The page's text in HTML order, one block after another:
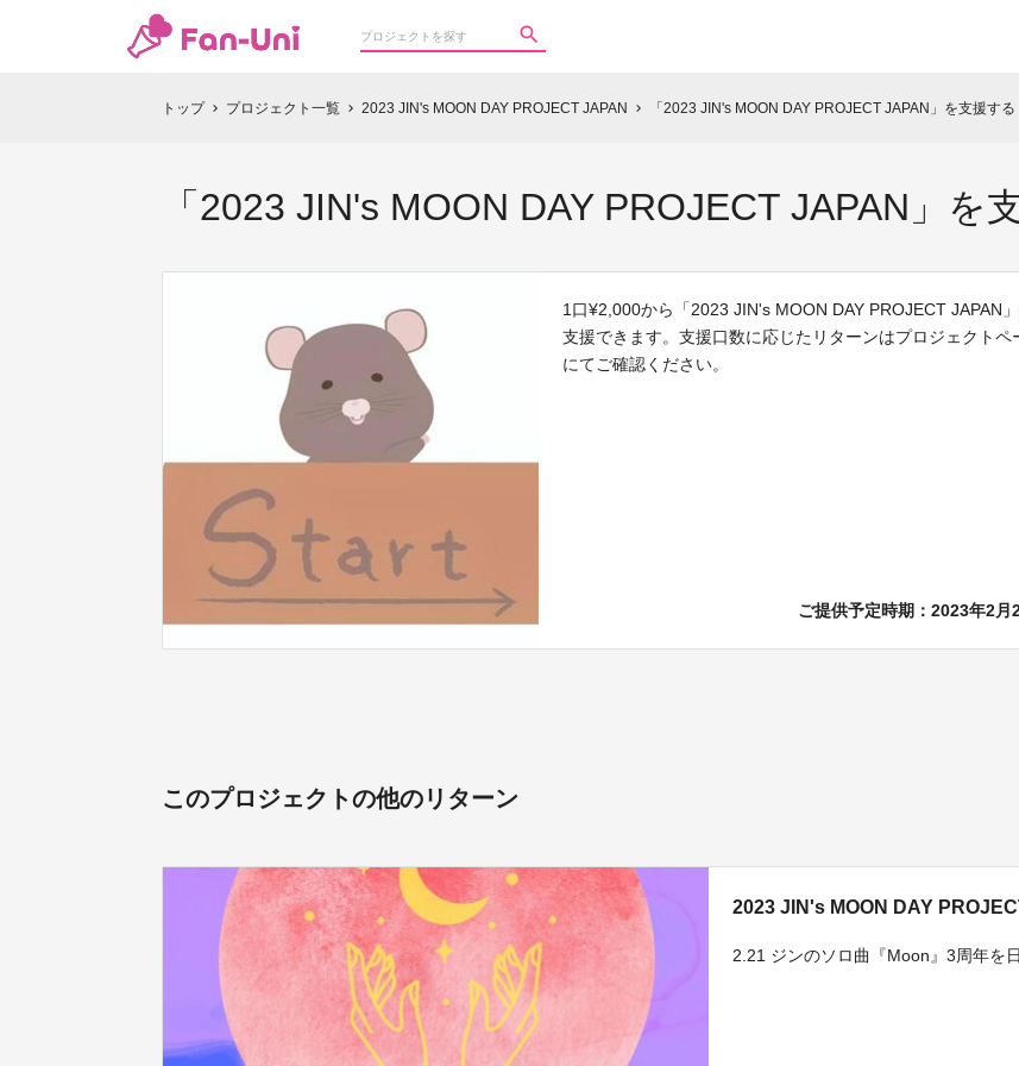
トップ chevron_right プロジェクト一覧 chevron_right 2023 JIN's MOON DAY PROJECT JAPAN chevron_right 「2023 JIN's MOON DAY PROJECT JAPAN」を支援する
「2023 JIN's MOON DAY PROJECT JAPAN」を
1口¥2,000から「2023 JIN's MOON DAY PROJECT JAPAN
支援できます。支援口数に応じたリターンはプロジェクトペ
にてご確認ください。
ご提供予定時期：2023年2月
このプロジェクトの他のリターン
2023 JIN's MOON DAY
2.21 ジンのソロ曲『Moon』3周年を